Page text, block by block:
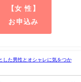
【女 性】
お申込み
した男性とオシャレに気をつか